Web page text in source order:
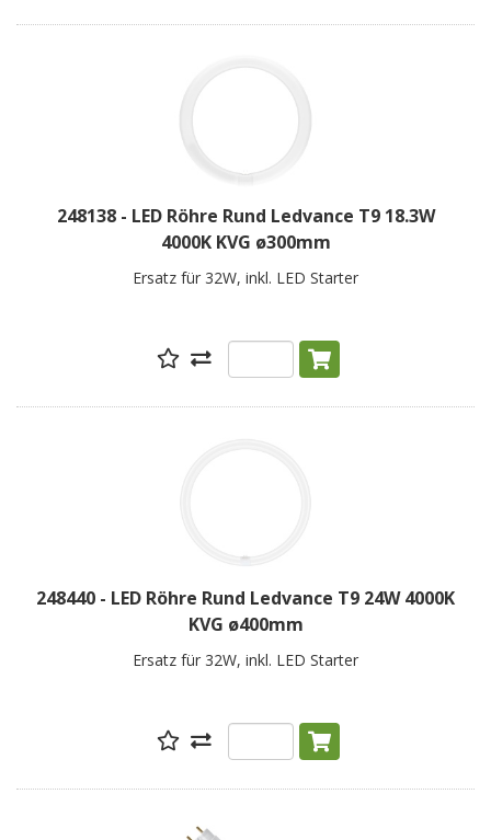
248138 - LED Röhre Rund Ledvance T9 18.3W
4000K KVG ø300mm
Ersatz für 32W, inkl. LED Starter
248440 - LED Röhre Rund Ledvance T9 24W 4000K
KVG ø400mm
Ersatz für 32W, inkl. LED Starter